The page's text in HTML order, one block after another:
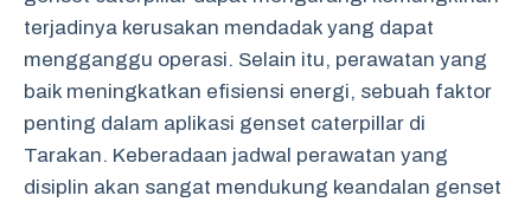
terjadinya kerusakan mendadak yang dapat
mengganggu operasi. Selain itu, perawatan yang
baik meningkatkan efisiensi energi, sebuah faktor
penting dalam aplikasi genset caterpillar di
Tarakan. Keberadaan jadwal perawatan yang
disiplin akan sangat mendukung keandalan genset